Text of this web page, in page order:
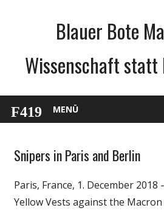
Blauer Bote
Wissenschaft statt
MENÜ
English
Politik
Snipers in Paris and Berlin
Paris, France, 1. December
Yellow Vests against the